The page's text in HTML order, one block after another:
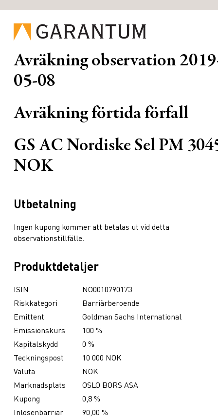
Avräkning observation
05-08
Avräkning förtida förfall
GS AC Nordiske Sel PM
NOK
Utbetalning
Ingen kupong kommer att betalas ut vid detta
observationstillfälle.
Produktdetaljer
ISIN
NO0010790173
Riskkategori
Barriärberoende
Emittent
Goldman Sachs International
Emissionskurs
100 %
Kapitalskydd
0 %
Teckningspost
10 000 NOK
Valuta
NOK
Marknadsplats
OSLO BORS ASA
Kupong
0,8 %
Inlösenbarriär
90,00 %